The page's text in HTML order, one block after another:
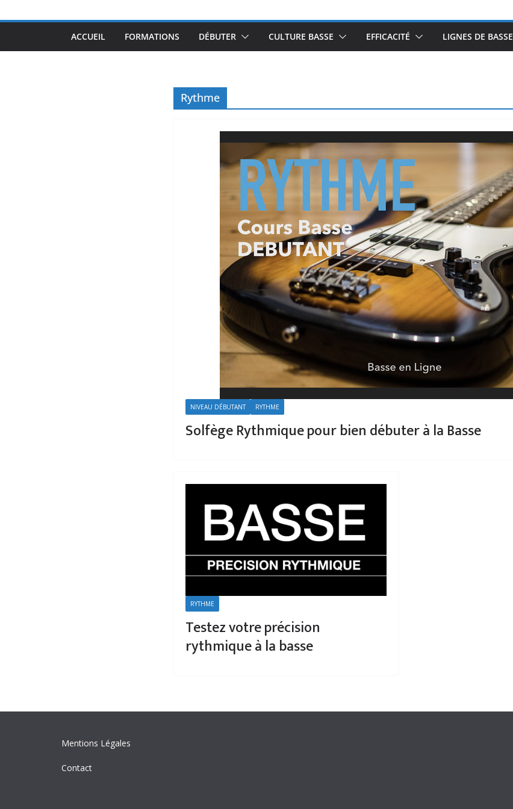
ACCUEIL FORMATIONS DÉBUTER CULTURE BASSE EFFICACITÉ LIGNES DE BASSE
Rythme
NIVEAU DÉBUTANT RYTHME
Solfège Rythmique pour bien débuter à la Basse
RYTHME
Testez votre précision
rythmique à la basse
Mentions Légales
Contact